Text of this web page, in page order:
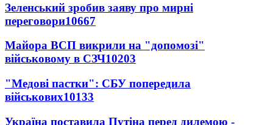
Зеленський зробив заяву про мирні
переговори10667
Майора ВСП викрили на "допомозі"
військовому в СЗЧ10203
"Медові пастки": СБУ попередила
військових10133
Україна поставила Путіна перед дилемою -